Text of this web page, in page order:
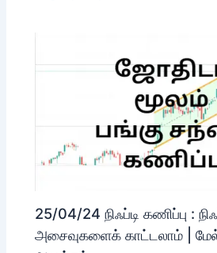
25/04/24 நிஃப்டி கணிப்பு :
அசைவுகளைக் காட்டலாம் |